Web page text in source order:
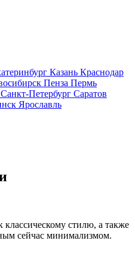
Казань Краснодар
Пенза Пермь
Санкт-Петербург Саратов
Ярославль
стилю, а также
сейчас минимализмом.